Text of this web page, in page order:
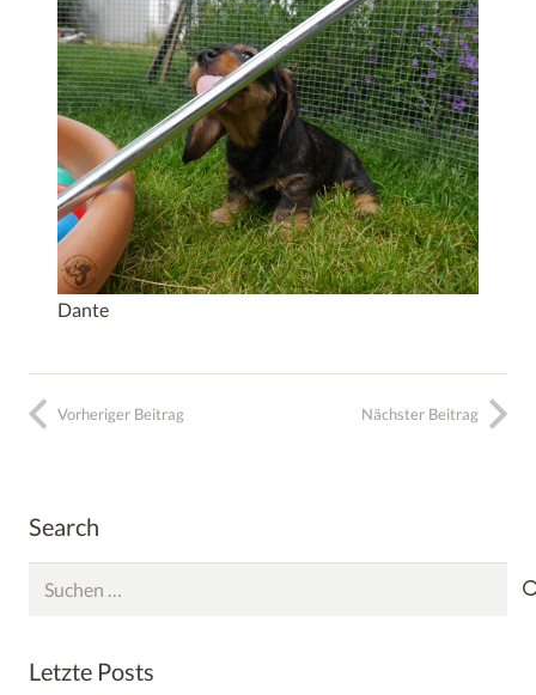
Dante
Vorheriger Beitrag Nächster Beitrag
Search
Letzte Posts